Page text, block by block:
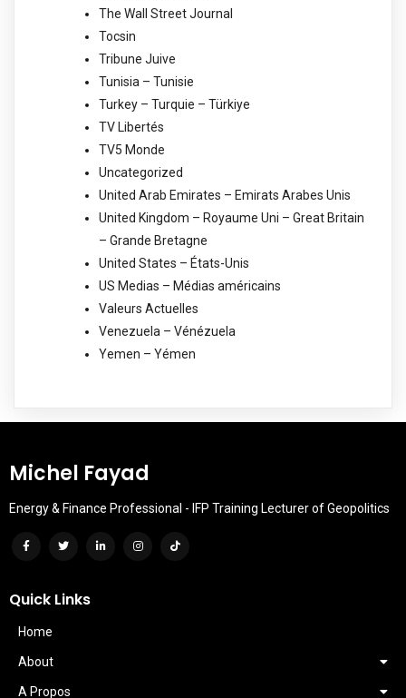
The Wall Street Journal
Tocsin
Tribune Juive
Tunisia – Tunisie
Turkey – Turquie – Türkiye
TV Libertés
TV5 Monde
Uncategorized
United Arab Emirates – Emirats Arabes Unis
United Kingdom – Royaume Uni – Great Britain
– Grande Bretagne
United States – États-Unis
US Medias – Médias américains
Valeurs Actuelles
Venezuela – Vénézuela
Yemen – Yémen
Michel Fayad
Energy & Finance Professional - IFP Training Lecturer of Geopolitics
Quick Links
Home
About
A Propos